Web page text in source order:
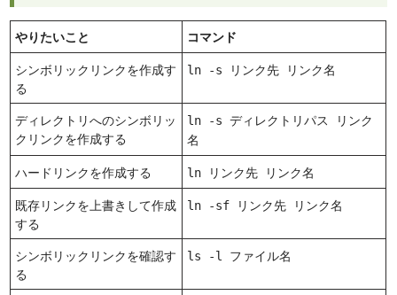
やりたいこと コマンド
シンボリックリンクを作成す
る
ln -s リンク先 リンク名
ディレクトリへのシンボリッ
クリンクを作成する
ln -s ディレクトリパス リンク
名
ハードリンクを作成する ln リンク先 リンク名
既存リンクを上書きして作成
する
ln -sf リンク先 リンク名
シンボリックリンクを確認す
る
ls -l ファイル名